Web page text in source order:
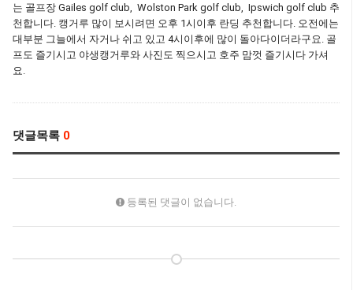
는 골프장 Gailes golf club, Wolston Park golf club, Ipswich golf club 추
천합니다. 캥거루 많이 보시려면 오후 1시이후 란딩 추천합니다. 오전에는
대부분 그늘에서 자거나 쉬고 있고 4시이후에 많이 돌아다이더라구요. 골
프도 즐기시고 야생캥거루와 사진도 찍으시고 호주 맘껏 즐기시다 가셔
요.
댓글목록 0
등록된 댓글이 없습니다.